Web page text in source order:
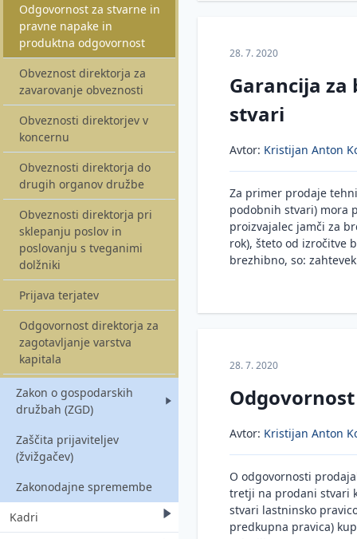
Odgovornost za stvarne in
pravne napake in
produktna odgovornost
Obveznost direktorja za
zavarovanje obveznosti
Obveznosti direktorjev v
koncernu
Obveznosti direktorja do
drugih organov družbe
Obveznosti direktorja pri
sklepanju poslov in
poslovanju s tveganimi
dolžniki
Prijava terjatev
Odgovornost direktorja za
zagotavljanje varstva
kapitala
Zakon o gospodarskih
družbah (ZGD)
Novela ZGD-1K
Novela ZGD-1M
Zaščita prijaviteljev
(žvižgačev)
Zakonodajne spremembe
Kadri
28. 7. 2020
Garancija
stvari
Avtor: Kristijan Anton
Za primer prodaje
podobnih stvari) mora
proizvajalec jamči za
rok), šteto od izročitve
brezhibno, so:
28. 7. 2020
Avtor: Kristijan Anton
O odgovornosti
tretji na prodani stvari
stvari lastninsko
predkupna pravica)